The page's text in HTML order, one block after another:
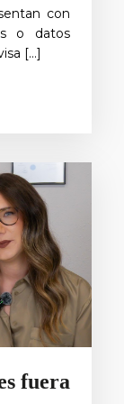
con
o datos
[…]
fuera